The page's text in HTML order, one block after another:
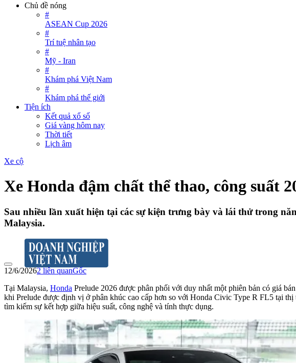
Chủ đề nóng
#
ASEAN Cup 2026
#
Trí tuệ nhân tạo
#
Mỹ - Iran
#
Khám phá Việt Nam
#
Khám phá thế giới
Tiện ích
Kết quả xổ số
Giá vàng hôm nay
Thời tiết
Lịch âm
Xe cộ
Xe Honda đậm chất thể thao, công suất
Sau nhiều lần xuất hiện tại các sự kiện trưng bày và lái thử trong
Malaysia.
12/6/20262liên quanGốc
Tại Malaysia, Honda Prelude 2026 được phân phối với duy nhất một phiên bản có giá
khi Prelude được định vị ở phân khúc cao cấp hơn so với Honda Civic Type R FL5 tại
tìm kiếm sự kết hợp giữa hiệu suất, công nghệ và tính thực dụng.